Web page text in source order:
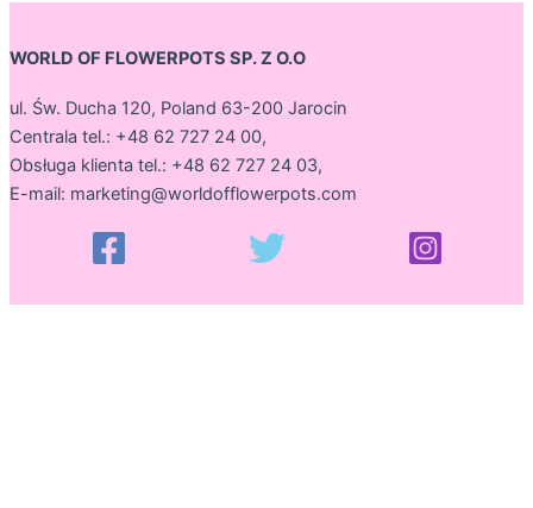
WORLD OF FLOWERPOTS SP. Z O.O
ul. Św. Ducha 120, Poland 63-200 Jarocin
Centrala tel.: +48 62 727 24 00,
Obsługa klienta tel.: +48 62 727 24 03,
E-mail: marketing@worldofflowerpots.com